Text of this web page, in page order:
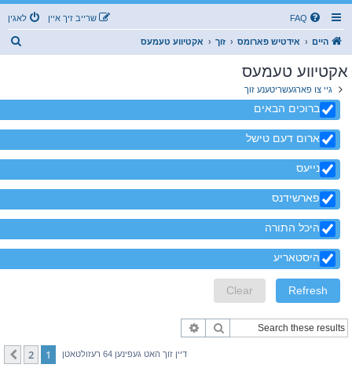
FAQ לאגין שרייב זיך איין
היים אידטיש פארומס זוך אקטיווע טעמעס
אקטיווע טעמעס
גיי צו פארגעשריטענע זוך
ברוכים הבאים
ארום דעם טישל
נייעס
פארשידנס
היכל התורה
היסטאריע
זוך
דיין זוך האט געפינען 64 רעזולטאטן 1
2
קומענדיגע